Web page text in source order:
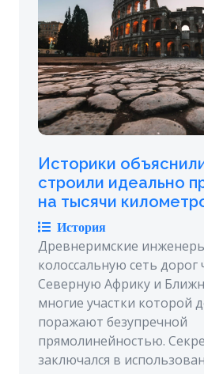
Историки
строили идеально
на тысячи
История
Древнеримские
колоссальную сеть дорог
Северную Африку и
многие участки которой
поражают безупречной
прямолинейностью.
заключался в